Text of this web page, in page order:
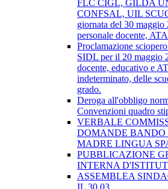
FLC CIGL, GILDA
CONFSAL, UIL
giornata del 30 maggio
personale docente,
Proclamazione
SIDL per il 20 maggio
docente, educativo e
indeterminato, delle
grado.
Deroga all'obbligo
Convenzioni quadro
VERBALE
DOMANDE BANDO
MADRE LINGUA
PUBBLICAZIONE
INTERNA
ASSEMBLEA